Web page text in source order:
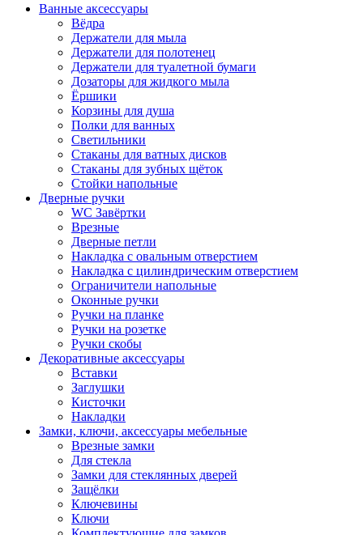
Ванные аксессуары
Вёдра
Держатели для мыла
Держатели для полотенец
Держатели для туалетной бумаги
Дозаторы для жидкого мыла
Ёршики
Корзины для душа
Полки для ванных
Светильники
Стаканы для ватных дисков
Стаканы для зубных щёток
Стойки напольные
Дверные ручки
WC Завёртки
Врезные
Дверные петли
Накладка с овальным отверстием
Накладка с цилиндрическим отверстием
Ограничители напольные
Оконные ручки
Ручки на планке
Ручки на розетке
Ручки скобы
Декоративные аксессуары
Вставки
Заглушки
Кисточки
Накладки
Замки, ключи, аксессуары мебельные
Врезные замки
Для стекла
Замки для стеклянных дверей
Защёлки
Ключевины
Ключи